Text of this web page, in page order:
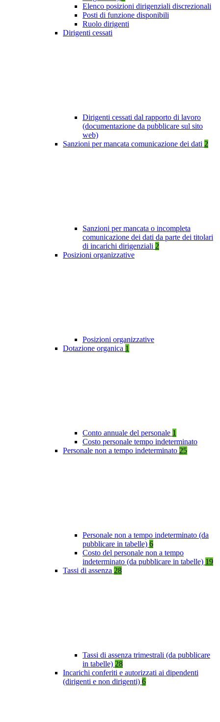
Elenco posizioni dirigenziali discrezionali
Posti di funzione disponibili
Ruolo dirigenti
Dirigenti cessati
Dirigenti cessati dal rapporto di lavoro
(documentazione da pubblicare sul sito
web)
Sanzioni per mancata comunicazione dei dati 2
Sanzioni per mancata o incompleta
comunicazione dei dati da parte dei titolari
di incarichi dirigenziali 2
Posizioni organizzative
Posizioni organizzative
Dotazione organica 1
Conto annuale del personale 1
Costo personale tempo indeterminato
Personale non a tempo indeterminato 25
Personale non a tempo indeterminato (da
pubblicare in tabelle) 6
Costo del personale non a tempo
indeterminato (da pubblicare in tabelle) 19
Tassi di assenza 28
Tassi di assenza trimestrali (da pubblicare
in tabelle) 28
Incarichi conferiti e autorizzati ai dipendenti
(dirigenti e non dirigenti) 6